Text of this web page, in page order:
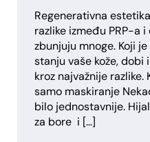
Regenerativna
razlike između PRP-a
zbunjuju mnoge. Koji
stanju vaše kože, dobi
kroz najvažnije
samo maskiranje
bilo jednostavnije.
za bore i […]